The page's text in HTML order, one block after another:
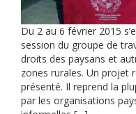
Du 2 au 6 février 2015
session du groupe de
droits des paysans et
zones rurales. Un projet
présenté. Il reprend la
par les organisations